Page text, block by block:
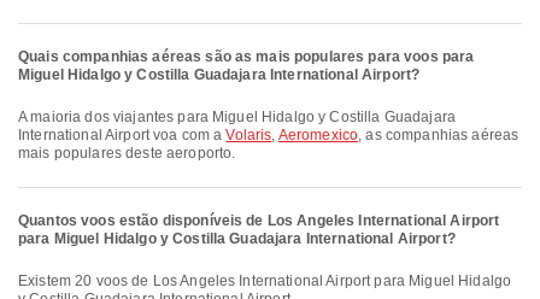
Quais companhias aéreas são as mais populares para voos para
Miguel Hidalgo y Costilla Guadajara International Airport?
A maioria dos viajantes para Miguel Hidalgo y Costilla Guadajara
International Airport voa com aVolaris, Aeromexico, as companhias aéreas
mais populares deste aeroporto.
Quantos voos estão disponíveis de Los Angeles International Airport
para Miguel Hidalgo y Costilla Guadajara International Airport?
Existem 20 voos de Los Angeles International Airport para Miguel Hidalgo